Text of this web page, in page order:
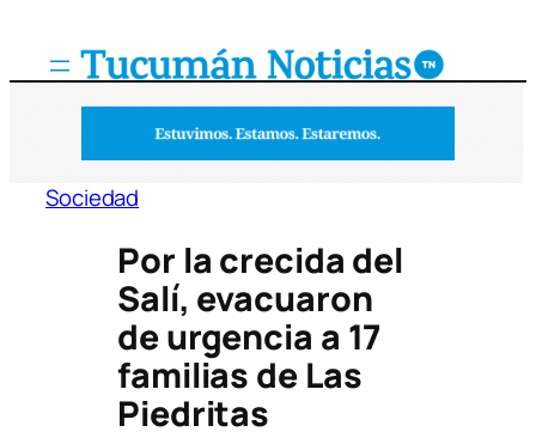
Sociedad
Por la crecida del
Salí, evacuaron
de urgencia a 17
familias de Las
Piedritas